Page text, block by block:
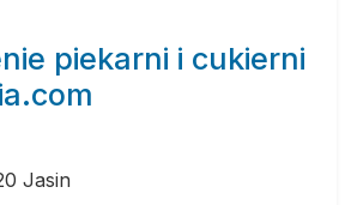
piekarni i cukierni
Jasin